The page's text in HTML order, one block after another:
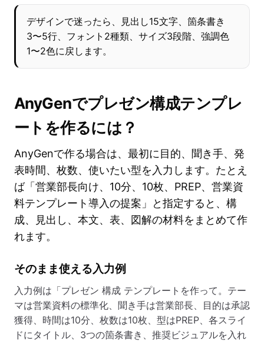
デザインで迷ったら、見出し15文字、箇条書き
3〜5行、フォント2種類、サイズ3段階、強調色
1〜2色に戻します。
AnyGenでプレゼン構成テンプレ
ートを作るには？
AnyGenで作る場合は、最初に目的、聞き手、発
表時間、枚数、使いたい型を入力します。たとえ
ば「営業部長向け、10分、10枚、PREP、営業資
料テンプレート導入の提案」と指定すると、構
成、見出し、本文、表、図解の材料をまとめて作
れます。
そのまま使える入力例
入力例は「プレゼン 構成 テンプレートを作って。テー
マは営業資料の標準化、聞き手は営業部長、目的は承認
獲得、時間は10分、枚数は10枚、型はPREP、各スライ
ドにタイトル、3つの箇条書き、推奨ビジュアルを入れ